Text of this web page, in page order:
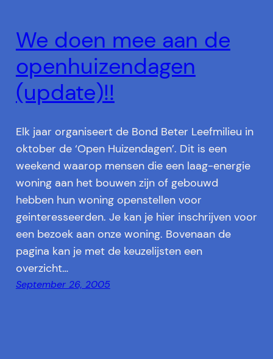
We doen mee aan de
openhuizendagen
(update)!!
Elk jaar organiseert de Bond Beter Leefmilieu in
oktober de ‘Open Huizendagen’. Dit is een
weekend waarop mensen die een laag-energie
woning aan het bouwen zijn of gebouwd
hebben hun woning openstellen voor
geinteresseerden. Je kan je hier inschrijven voor
een bezoek aan onze woning. Bovenaan de
pagina kan je met de keuzelijsten een
overzicht…
September 26, 2005